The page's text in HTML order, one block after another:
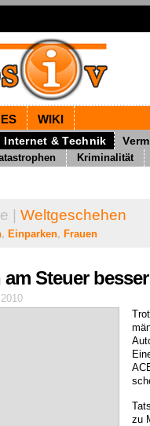
WIKI
Internet & Technik
Kriminalität
| Weltgeschehen
, Einparken, Frauen
Steuer
zu